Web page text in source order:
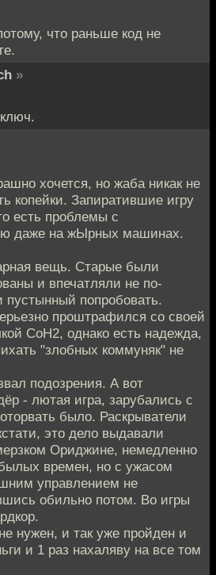
что раньше код не
»
хочется, но жаба никак не
копейки. Запиратившие игру
есть проблемы с
даже на жЫрных машинах.
вещь. Старые были
и впечатляли не по-
пустынный попробовать.
проштрафился со своей
CoH2, однако есть надежда,
"злобных коммуняк" не
подозрения. А вот
- лютая игра, зарубались с
было. Раскрыватели
это дело выдавали
Ориджине, немедленно
времен, но с ужасом
управлением не
обильно потом. Во игры
нужен, и так уже пройден и
и 1 раз нахаляву на все том